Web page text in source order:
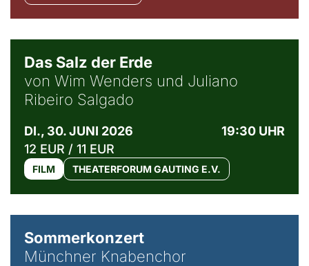
Das Salz der Erde
von Wim Wenders und Juliano
Ribeiro Salgado
DI., 30. JUNI 2026
19:30 UHR
12 EUR / 11 EUR
FILM THEATERFORUM GAUTING E.V.
Sommerkonzert
Münchner Knabenchor